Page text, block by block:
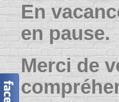
En
en pause.
Merci de